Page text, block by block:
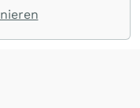
an Aktien